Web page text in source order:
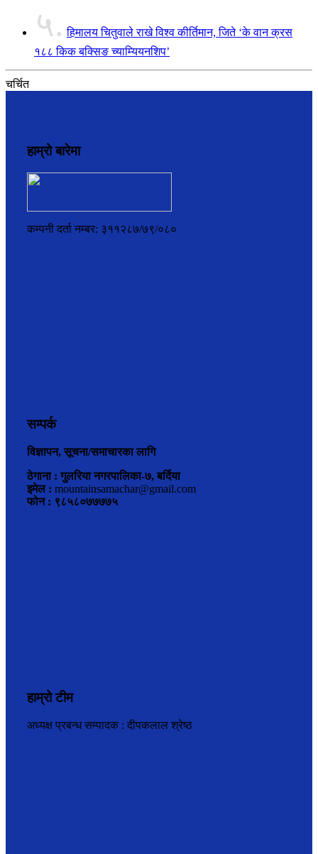
५. हिमालय चितुवाले राखे विश्व कीर्तिमान, जिते ‘के वान क्रस
१८८ किक बक्सिङ च्याम्यियनशिप’
चर्चित
हाम्रो बारेमा
कम्पनी दर्ता नम्बर: ३११२८७/७९/०८०
सम्पर्क
विज्ञापन, सूचना/समाचारका लागि
ठेगाना : गुलरिया नगरपालिका-७, बर्दिया
इमेल : mountainsamachar@gmail.com
फोन : ९८५८०७७७७५
हाम्रो टीम
अध्यक्ष प्रबन्ध सम्पादक : दीपकलाल श्रेष्ठ